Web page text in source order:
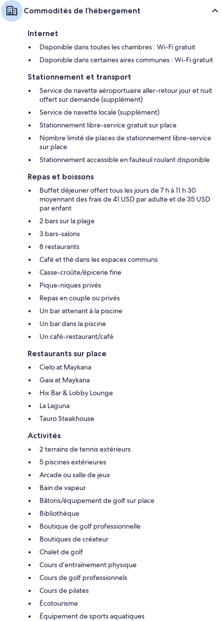
Commodités de l’hébergement
Internet
Disponible dans toutes les chambres : Wi-Fi gratuit
Disponible dans certaines aires communes : Wi-Fi gratuit
Stationnement et transport
Service de navette aéroportuaire aller-retour jour et nuit
offert sur demande (supplément)
Service de navette locale (supplément)
Stationnement libre-service gratuit sur place
Nombre limité de places de stationnement libre-service
sur place
Stationnement accessible en fauteuil roulant disponible
Repas et boissons
Buffet déjeuner offert tous les jours de 7 h à 11 h 30
moyennant des frais de 41 USD par adulte et de 35 USD
par enfant
2 bars sur la plage
3 bars-salons
8 restaurants
Café et thé dans les espaces communs
Casse-croûte/épicerie fine
Pique-niques privés
Repas en couple ou privés
Un bar attenant à la piscine
Un bar dans la piscine
Un café-restaurant/café
Restaurants sur place
Cielo at Maykana
Gaia at Maykana
Hix Bar & Lobby Lounge
La Laguna
Tauro Steakhouse
Activités
2 terrains de tennis extérieurs
5 piscines extérieures
Arcade ou salle de jeux
Bain de vapeur
Bâtons/équipement de golf sur place
Bibliothèque
Boutique de golf professionnelle
Boutiques de créateur
Chalet de golf
Cours d’entraînement physique
Cours de golf professionnels
Cours de pilates
Écotourisme
Équipement de sports aquatiques